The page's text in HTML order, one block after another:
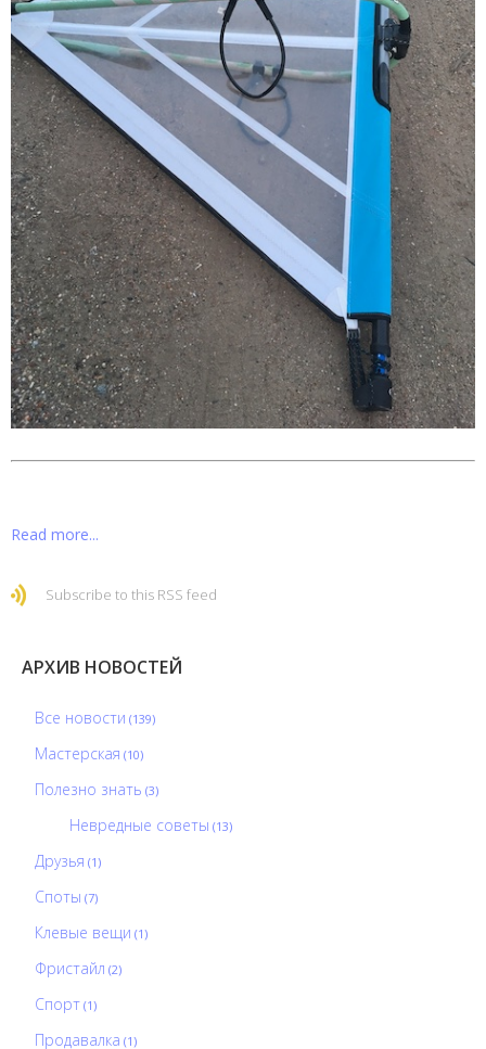
Read more...
Subscribe to this RSS feed
АРХИВ НОВОСТЕЙ
Все новости (139)
Мастерская (10)
Полезно знать (3)
Невредные советы (13)
Друзья (1)
Споты (7)
Клевые вещи (1)
Фристайл (2)
Спорт (1)
Продавалка (1)